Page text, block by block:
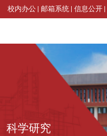
校内办公 邮箱系统 信息公开
科学研究